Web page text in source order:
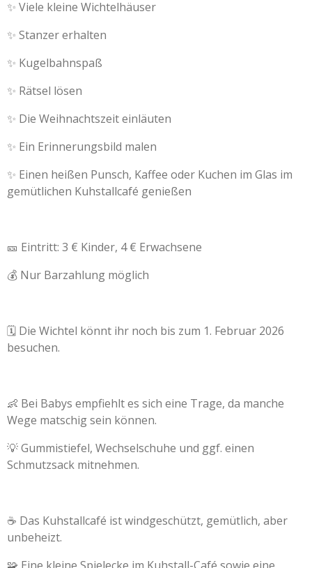
✨ Viele kleine Wichtelhäuser
✨ Stanzer erhalten
✨ Kugelbahnspaß
✨ Rätsel lösen
✨ Die Weihnachtszeit einläuten
✨ Ein Erinnerungsbild malen
✨ Einen heißen Punsch, Kaffee oder Kuchen im Glas im
gemütlichen Kuhstallcafé genießen
🎫 Eintritt: 3 € Kinder, 4 € Erwachsene
💰 Nur Barzahlung möglich
🗓 Die Wichtel könnt ihr noch bis zum 1. Februar 2026
besuchen.
👶 Bei Babys empfiehlt es sich eine Trage, da manche
Wege matschig sein können.
💡 Gummistiefel, Wechselschuhe und ggf. einen
Schmutzsack mitnehmen.
☕️ Das Kuhstallcafé ist windgeschützt, gemütlich, aber
unbeheizt.